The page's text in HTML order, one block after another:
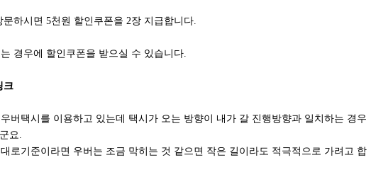
하시면 5천원 할인쿠폰을 2장 지급합니다.
경우에 할인쿠폰을 받으실 수 있습니다.
크
버택시를 이용하고 있는데 택시가 오는 방향이 내가 갈 진행방향과 일치하는 경우
요.
로기준이라면 우버는 조금 막히는 것 같으면 작은 길이라도 적극적으로 가려고 합